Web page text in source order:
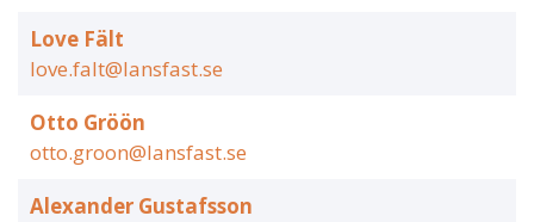
Love Fält
love.falt@lansfast.se
Otto Gröön
otto.groon@lansfast.se
Alexander Gustafsson